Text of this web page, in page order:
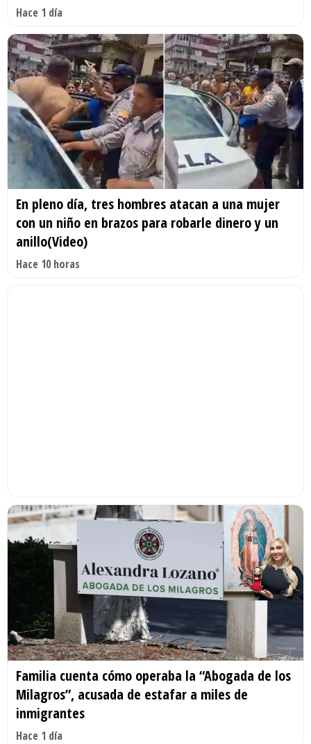
Hace 1 día
En pleno día, tres hombres atacan a una mujer
con un niño en brazos para robarle dinero y un
anillo(Video)
Hace 10 horas
Familia cuenta cómo operaba la “Abogada de los
Milagros”, acusada de estafar a miles de
inmigrantes
Hace 1 día